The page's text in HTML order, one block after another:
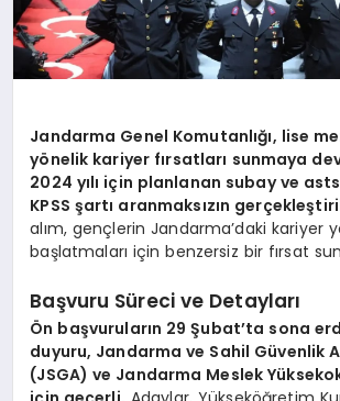
Jandarma Genel Komutanlığı, lise
yönelik kariyer fırsatları sunmaya
2024 yılı için planlanan subay ve
KPSS şartı aranmaksızın
alım, gençlerin Jandarma’daki kariyer
başlatmaları için benzersiz bir fırsat
Başvuru Süreci ve Detayları
Ön başvuruların 29 Şubat’ta sona
duyuru, Jandarma ve Sahil Güvenlik
(JSGA) ve Jandarma Meslek